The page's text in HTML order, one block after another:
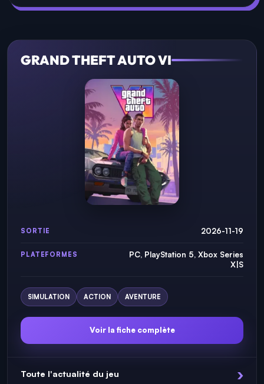
GRAND THEFT AUTO VI
SORTIE 2026-11-19
PLATEFORMES
PC, PlayStation 5, Xbox Series
X|S
SIMULATION ACTION AVENTURE
Voir la fiche complète
Toute l'actualité du jeu